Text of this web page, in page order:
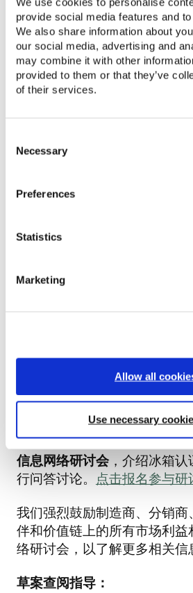
provide social media features and
We also share information about
our social media, advertising and
may combine it with other
provided to them or that they’ve
of their services.
Necessary
Preferences
Statistics
Marketing
Allow all
Use necessary
市场利益相关方轻易区分出
为应对离网太阳能市场不断发
VeraSol已启动制定离网冰箱
标准一旦完成，VeraSol即计
认证扩展到小型家用电器之
泛的太阳能生产用设备的认证
VeraSol的政策草案
(Requirements for
refrigerator)
将涉及产品质
求：广告真实性、健康和安
保护。这些要求适用于打算
与之兼容的冰箱，如太阳能
VeraSol的质量标准和认证一
效，VeraSol希望寻求您的帮
证要求草案适用于您的业务或
冰箱认证要求》草案已公开
见。征寻求期将自3月23日起
VeraSol将于3月31日中国北
信息网络研讨会，介绍冰箱
行问答讨论。 点击报名参与研
我们强烈鼓励制造商、分销
伴和价值链上的所有市场利益
络研讨会，以了解更多相关信
草案查阅指导：